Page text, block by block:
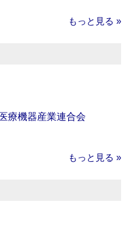
もっと見る »
療機器産業連合会
もっと見る »